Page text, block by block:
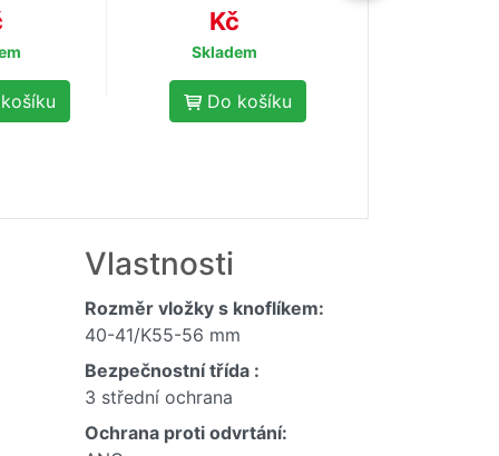
Kč
Do košíku
Skladem
Vlastnosti
Rozměr vložky s knoflíkem:
40-41/K55-56 mm
Bezpečnostní třída :
3 střední ochrana
Ochrana proti odvrtání: